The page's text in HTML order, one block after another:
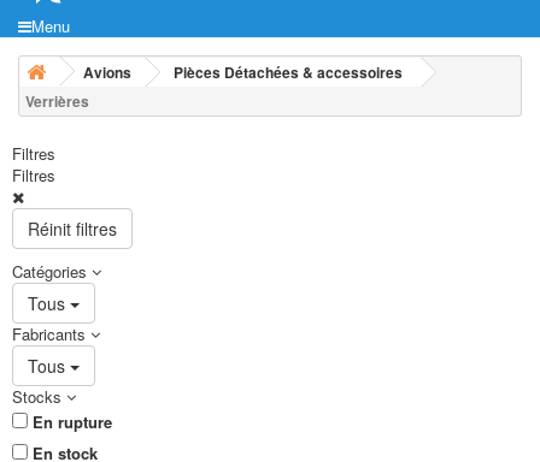
Menu
Avions
Pièces Détachées & accessoires
Verrières
Filtres
Filtres
Réinit filtres
Catégories
Tous
Fabricants
Tous
Stocks
En rupture
En stock